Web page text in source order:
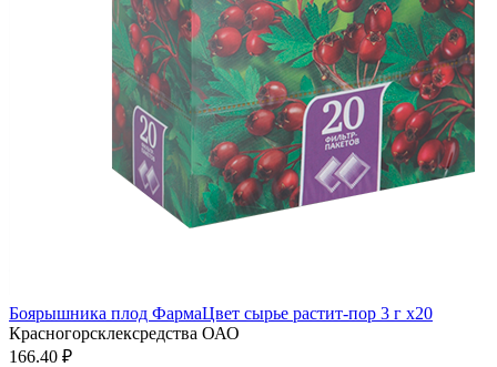
Боярышника плод ФармаЦвет сырье растит-пор 3 г x20
Красногорсклексредства ОАО
166.40 ₽